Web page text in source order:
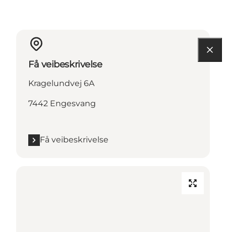
Få veibeskrivelse
Kragelundvej 6A
7442 Engesvang
Få veibeskrivelse